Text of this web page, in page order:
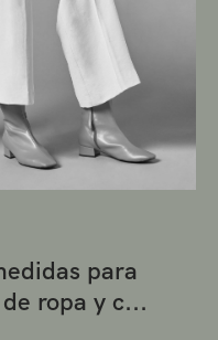
para
ropa y c...